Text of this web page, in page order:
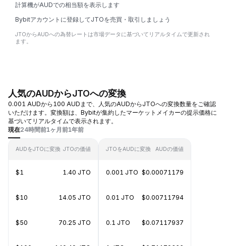
計算機がAUDでの相当額を表示します
Bybitアカウントに登録してJTOを売買・取引しましょう
JTOからAUDへの為替レートは市場データに基づいてリアルタイムで更新され
ます。
人気のAUDからJTOへの変換
0.001 AUDから100 AUDまで、人気のAUDからJTOへの変換数量をご確認
いただけます。変換額は、Bybitが集約したマーケットメイカーの提示価格に
基づいてリアルタイムで表示されます。
現在24時間前1ヶ月前1年前
AUDをJTOに変換 JTOの価値
$1 1.40 JTO
$10 14.05 JTO
$50 70.25 JTO
JTOをAUDに変換 AUDの価値
0.001 JTO $0.00071179
0.01 JTO $0.00711794
0.1 JTO $0.07117937